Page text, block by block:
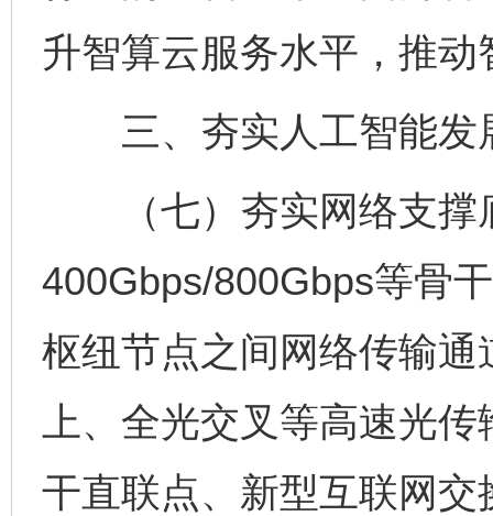
升智算云服务水平，推
三、夯实人工智能发
（七）夯实网络支撑
400Gbps/800Gbps等骨
枢纽节点之间网络传输
上、全光交叉等高速光
干直联点、新型互联网